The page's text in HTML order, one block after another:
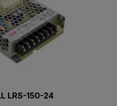
LRS-150-24